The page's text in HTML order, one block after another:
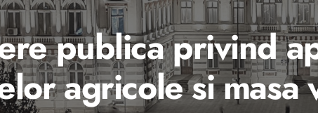
publica privind
agricole si